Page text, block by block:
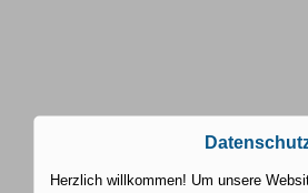
Herzlich willkommen! Um unsere